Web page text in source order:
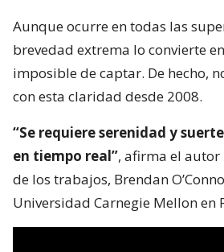
Aunque ocurre en todas las
brevedad extrema lo convierte
imposible de captar. De hecho,
con esta claridad desde 2008.
“Se requiere serenidad y
en tiempo real”, afirma el
de los trabajos, Brendan
Universidad Carnegie Mellon en